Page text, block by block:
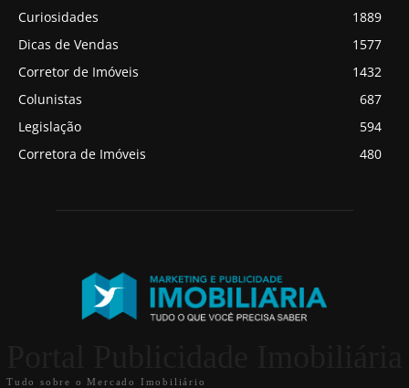
Curiosidades
1889
Dicas de Vendas
1577
Corretor de Imóveis
1432
Colunistas
687
Legislação
594
Corretora de Imóveis
480
Tudo sobre o Mercado Imobiliário